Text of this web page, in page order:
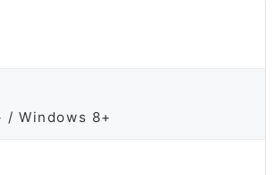
/ Windows 8+